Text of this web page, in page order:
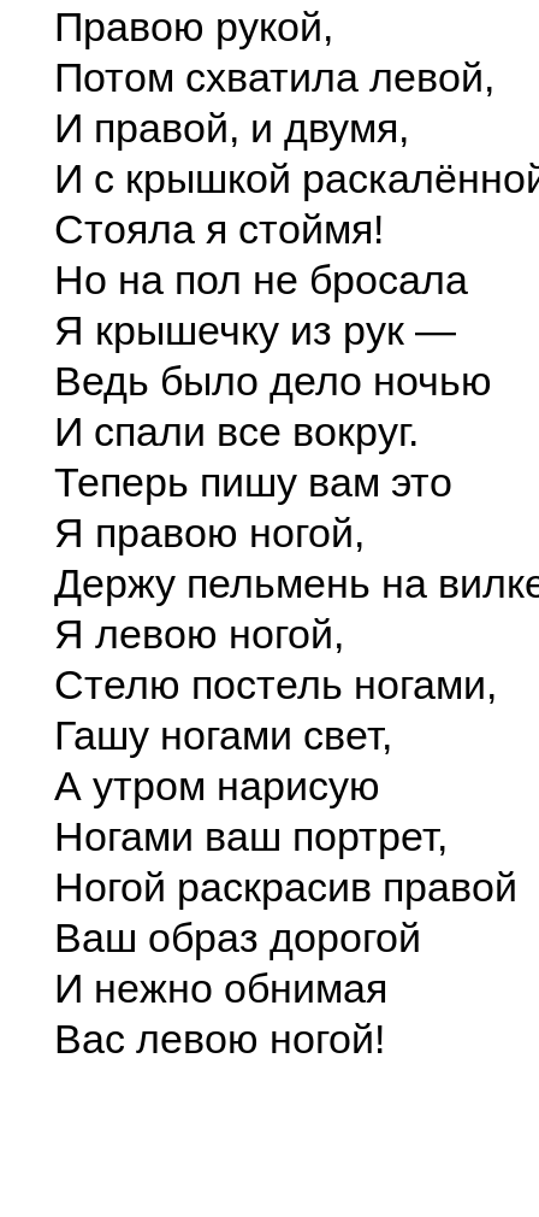
Правою рукой,
Потом схватила левой,
И правой, и двумя,
И с крышкой
Стояла я стоймя!
Но на пол не бросала
Я крышечку из рук —
Ведь было дело ночью
И спали все вокруг.
Теперь пишу вам это
Я правою ногой,
Держу пельмень на
Я левою ногой,
Стелю постель ногами,
Гашу ногами свет,
А утром нарисую
Ногами ваш портрет,
Ногой раскрасив правой
Ваш образ дорогой
И нежно обнимая
Вас левою ногой!